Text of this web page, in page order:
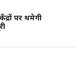
पर थमेगी